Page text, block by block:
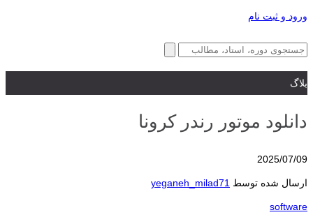
ورود و ثبت نام
بلاگ
دانلود موتور رندر کرونا
2025/07/09
ارسال شده توسط yeganeh_milad71
software